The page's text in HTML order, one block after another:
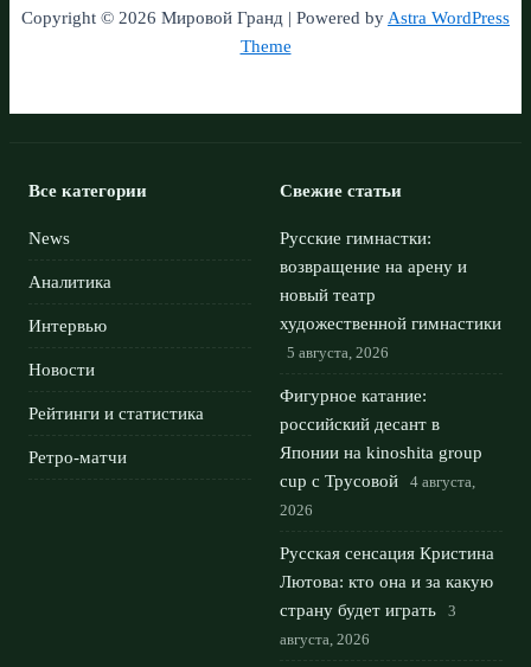
Copyright © 2026 Мировой Гранд | Powered byAstra WordPress
Theme
Все категории
News
Аналитика
Интервью
Новости
Рейтинги и статистика
Ретро-матчи
Свежие статьи
Русские гимнастки:
возвращение на арену и
новый театр
художественной гимнастики
5 августа, 2026
Фигурное катание:
российский десант в
Японии на kinoshita group
cup с Трусовой
4 августа,
2026
Русская сенсация Кристина
Лютова: кто она и за какую
страну будет играть
3
августа, 2026